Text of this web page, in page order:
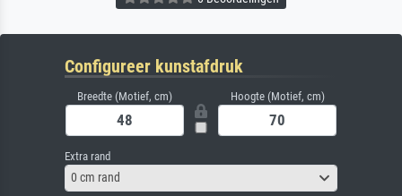
Configureer kunstafdruk
Breedte (Motief, cm) Hoogte (Motief, cm)
Extra rand
0 cm rand